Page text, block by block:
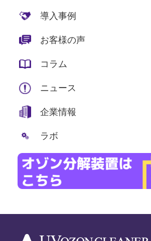
導入事例
お客様の声
コラム
ニュース
企業情報
ラボ